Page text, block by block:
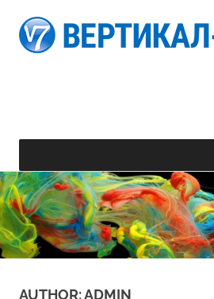
Skip
to
content
AUTHOR:ADMIN